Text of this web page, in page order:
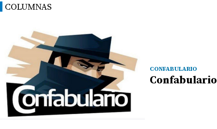
COLUMNAS
CONFABULARIO
Confabulario